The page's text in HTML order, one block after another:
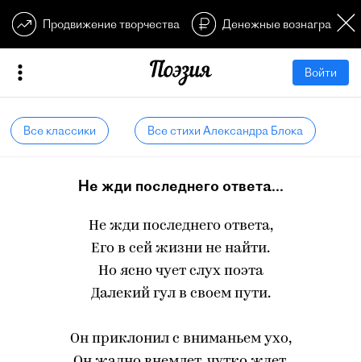
Продвижение творчества Денежные
Войти
Все классики Все стихи Александра Блока
Не жди последнего ответа...
Не жди последнего ответа,
Его в сей жизни не найти.
Но ясно чует слух поэта
Далекий гул в своем пути.
Он приклонил с вниманьем ухо,